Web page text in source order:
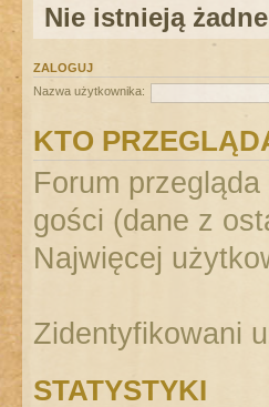
Nie istnieją
ZALOGUJ
Nazwa użytkownika:
KTO
Forum przegląda
gości (dane z
Najwięcej
Zidentyfikowani
STATYSTYKI